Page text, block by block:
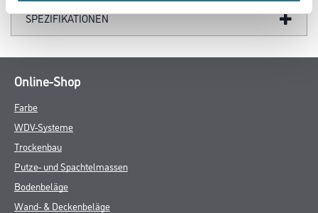
SPEZIFIKATIONEN
Online-Shop
Farbe
WDV-Systeme
Trockenbau
Putze- und Spachtelmassen
Bodenbeläge
Wand- & Deckenbeläge